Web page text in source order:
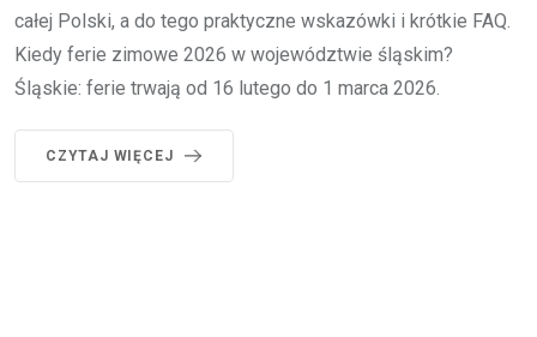
całej Polski, a do tego praktyczne wskazówki i krótkie FAQ.
Kiedy ferie zimowe 2026 w województwie śląskim?
Śląskie: ferie trwają od 16 lutego do 1 marca 2026.
CZYTAJ WIĘCEJ